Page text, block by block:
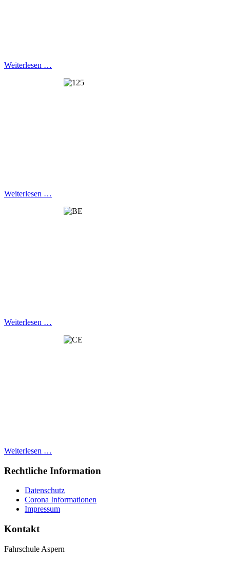
Weiterlesen …
Weiterlesen …
Weiterlesen …
Weiterlesen …
Rechtliche Information
Datenschutz
Corona Informationen
Impressum
Kontakt
Fahrschule Aspern